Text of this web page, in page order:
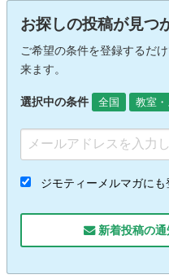
お探しの投稿が見つ
ご希望の条件を登録するだ
来ます。
選択中の条件 全国 教室
ジモティーメルマガにも
新着投稿の通